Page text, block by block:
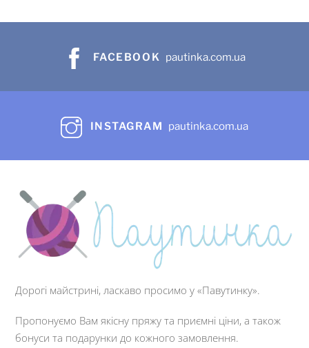
FACEBOOK pautinka.com.ua
INSTAGRAM pautinka.com.ua
Дорогі майстрині, ласкаво просимо у «Павутинку».
Пропонуємо Вам якісну пряжу та приємні ціни, а також
бонуси та подарунки до кожного замовлення.